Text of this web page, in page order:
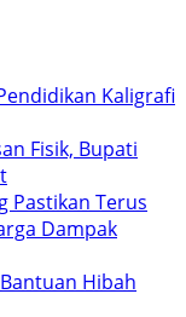
Kaligrafi
Fisik, Bupati
Pastikan Terus
Dampak
Hibah